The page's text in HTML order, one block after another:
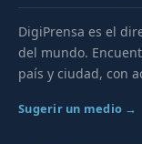
DigiPrensa es el
del mundo.
país y ciudad, con
Sugerir un medio →